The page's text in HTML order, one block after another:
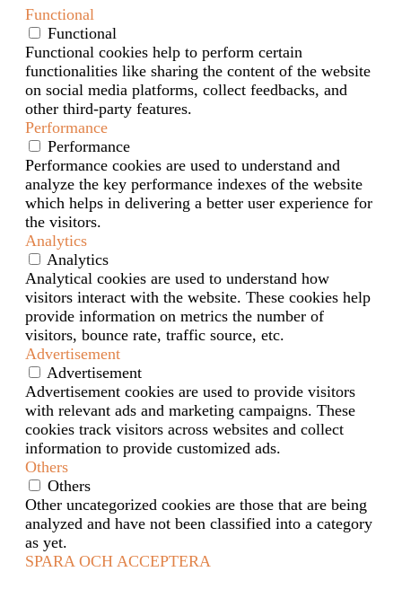
Functional
Functional
Functional cookies help to perform certain
functionalities like sharing the content of the website
on social media platforms, collect feedbacks, and
other third-party features.
Performance
Performance
Performance cookies are used to understand and
analyze the key performance indexes of the website
which helps in delivering a better user experience for
the visitors.
Analytics
Analytics
Analytical cookies are used to understand how
visitors interact with the website. These cookies help
provide information on metrics the number of
visitors, bounce rate, traffic source, etc.
Advertisement
Advertisement
Advertisement cookies are used to provide visitors
with relevant ads and marketing campaigns. These
cookies track visitors across websites and collect
information to provide customized ads.
Others
Others
Other uncategorized cookies are those that are being
analyzed and have not been classified into a category
as yet.
SPARA OCH ACCEPTERA